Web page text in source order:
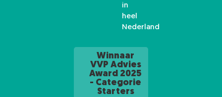
in
heel
Nederland
Winnaar
VVP Advies
Award 2025
- Categorie
Starters